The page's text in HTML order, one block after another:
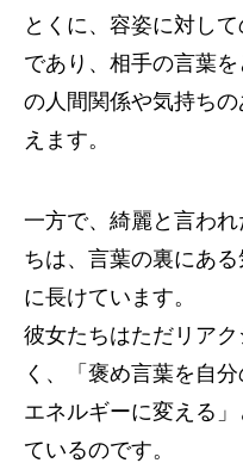
とくに、容姿に対し
であり、相手の言葉
の人間関係や気持ち
えます。
一方で、綺麗と言わ
ちは、言葉の裏にあ
に長けています。
彼女たちはただリア
く、「褒め言葉を自
エネルギーに変える
ているのです。